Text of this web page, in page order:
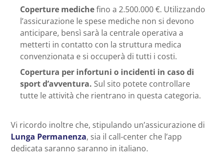
Coperture medichefino a 2.500.000 €. Utilizzando
l’assicurazione le spese mediche non si devono
anticipare, bensì sarà la centrale operativa a
metterti in contatto con la struttura medica
convenzionata e si occuperà di tutti i costi.
Copertura per infortuni o incidenti in caso di
sport d’avventura. Sul sito potete controllare
tutte le attività che rientrano in questa categoria.
Vi ricordo inoltre che, stipulando un’assicurazione di
Lunga Permanenza, sia il call-center che l’app
dedicata saranno saranno in italiano.